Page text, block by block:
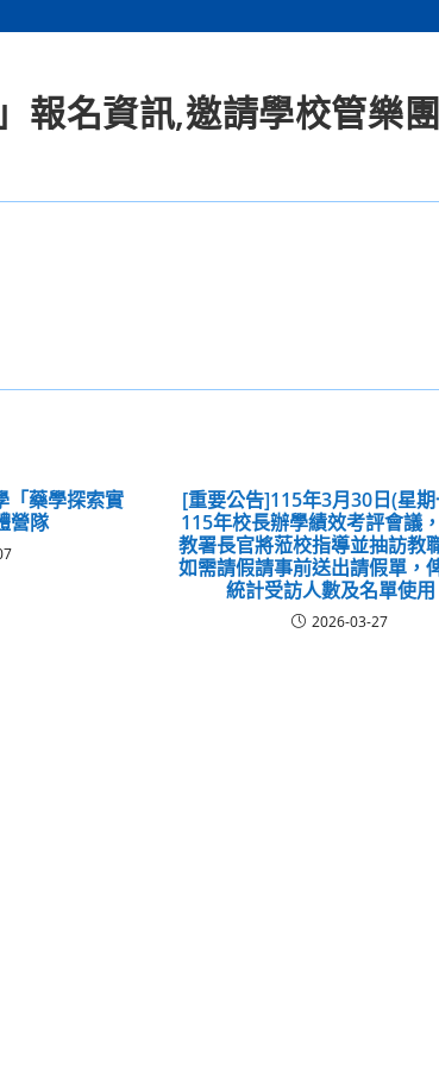
報名資訊,邀請學校管樂
「藥學探索實
營隊
[重要公告]115年3月30日(星
115年校長辦學績效考評會議
教署長官將蒞校指導並抽訪教
如需請假請事前送出請假單，
統計受訪人數及名單使用
2026-03-27